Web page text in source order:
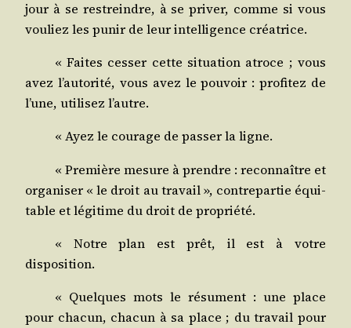
jour à se res­treindre, à se pri­ver, comme si vous
vou­liez les punir de leur intel­li­gence créatrice.
« Faites ces­ser cette situa­tion atroce ; vous
avez l’autorité, vous avez le pou­voir : pro­fi­tez de
l’une, uti­li­sez l’autre.
« Ayez le cou­rage de pas­ser la ligne.
« Pre­mière mesure à prendre : recon­naître et
orga­ni­ser « le droit au tra­vail », contre­par­tie équi­
table et légi­time du droit de propriété.
« Notre plan est prêt, il est à votre
disposition.
« Quelques mots le résument : une place
pour cha­cun, cha­cun à sa place ; du tra­vail pour